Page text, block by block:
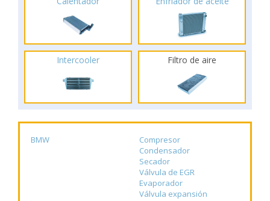
Intercooler Filtro de aire
BMW
Compresor
Condensador
Secador
Válvula de EGR
Evaporador
Válvula expansión